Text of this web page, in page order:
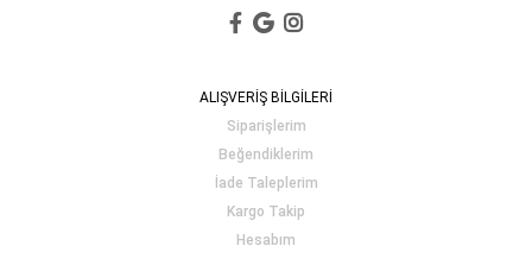
ALIŞVERİŞ BİLGİLERİ
Siparişlerim
Beğendiklerim
İade Taleplerim
Kargo Takip
Hesabım